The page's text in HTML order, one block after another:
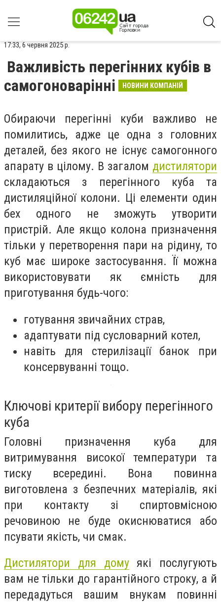
17:33, 6 червня 2025 р.
Важливість перегінних кубів в
самогоноварінні
НОВИНИ КОМПАНІЙ
Обираючи перегінні куби важливо не
помилитись, адже це одна з головних
деталей, без якого не існує самогонного
апарату в цілому. В загалом дистилятори
складаються з перегінного куба та
дистиляційної колони. Ці елементи один
бех одного не зможуть утворити
пристрій. Але якщо колона призначення
тільки у перетворення пари на рідину, то
куб має широке застосування. Її можна
використовувати як ємність для
приготування будь-чого:
готування звичайних страв,
адаптувати під сусловарний котел,
навіть для стерилізації банок при
консервуванні тощо.
Ключові критерії вибору перегінного
куба
Головні призначення куба для
витримування високої температури та
тиску всередині. Вона повинна
виготовлена з безпечних матеріалів, які
при контакту зі спиртовмісною
речовиною не буде окиснюватися або
псувати якість, чи смак.
Дистилятори для домуякі послугують
вам не тільки до гарантійного строку, а й
передадуться вашим внукам повинні